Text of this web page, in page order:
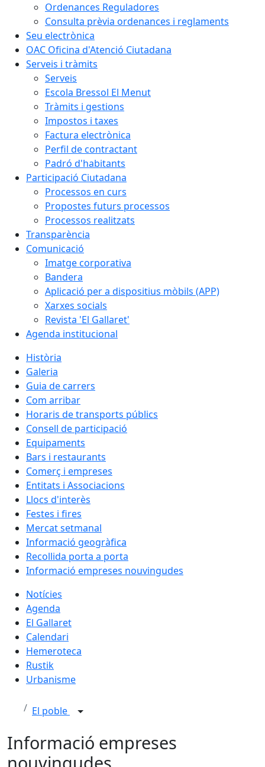
Ordenances Reguladores
Consulta prèvia ordenances i reglaments
Seu electrònica
OAC Oficina d'Atenció Ciutadana
Serveis i tràmits
Serveis
Escola Bressol El Menut
Tràmits i gestions
Impostos i taxes
Factura electrònica
Perfil de contractant
Padró d'habitants
Participació Ciutadana
Processos en curs
Propostes futurs processos
Processos realitzats
Transparència
Comunicació
Imatge corporativa
Bandera
Aplicació per a dispositius mòbils (APP)
Xarxes socials
Revista 'El Gallaret'
Agenda institucional
Història
Galeria
Guia de carrers
Com arribar
Horaris de transports públics
Consell de participació
Equipaments
Bars i restaurants
Comerç i empreses
Entitats i Associacions
Llocs d'interès
Festes i fires
Mercat setmanal
Informació geogràfica
Recollida porta a porta
Informació empreses nouvingudes
Notícies
Agenda
El Gallaret
Calendari
Hemeroteca
Rustik
Urbanisme
El poble
Informació empreses